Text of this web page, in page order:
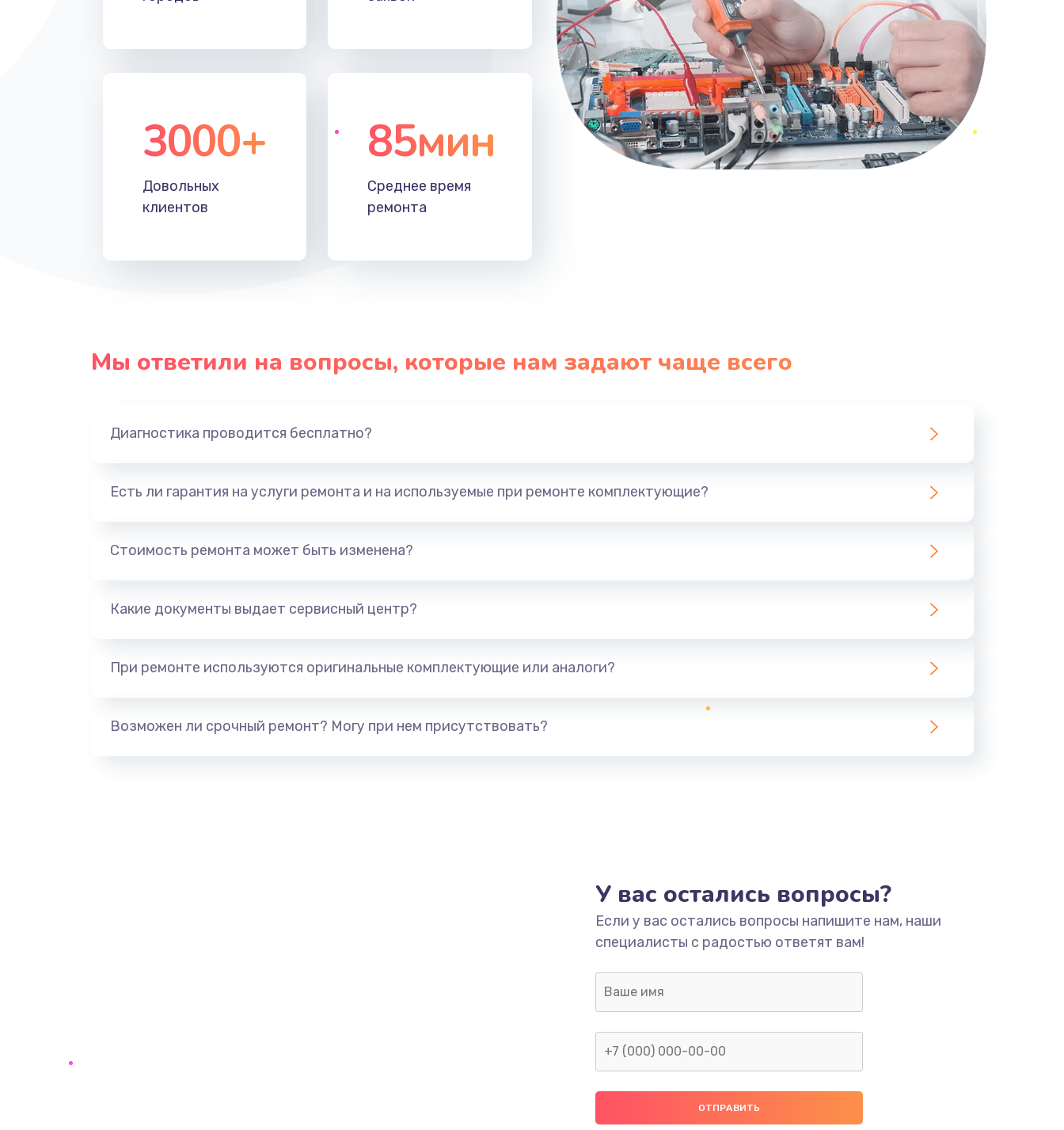
3000+
Довольных
клиентов
85мин
Среднее время
ремонта
Мы ответили на вопросы, которые нам задают чаще всего
Диагностика проводится бесплатно?
Есть ли гарантия на услуги ремонта и на используемые при ремонте комплектующие?
Стоимость ремонта может быть изменена?
Какие документы выдает сервисный центр?
При ремонте используются оригинальные комплектующие или аналоги?
Возможен ли срочный ремонт? Могу при нем присутствовать?
У вас остались вопросы?
Если у вас остались вопросы напишите нам, наши
специалисты с радостью ответят вам!